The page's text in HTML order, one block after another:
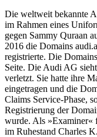
Die weltweit bekannte
im Rahmen eines
gegen Sammy Quraan
2016 die Domains
registrierte. Die
Seite. Die Audi AG
verletzt. Sie hatte ihre
eingetragen und die
Claims Service-Phase,
Registrierung der
wurde. Als »Examiner«
im Ruhestand Charles